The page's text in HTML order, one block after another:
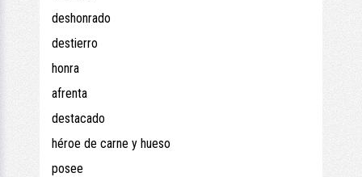
deshonrado
destierro
honra
afrenta
destacado
héroe de carne y hueso
posee